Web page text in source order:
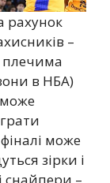
рахунок
–
плечима
в НБА)
може
зірки і
снайпери –